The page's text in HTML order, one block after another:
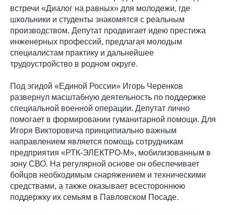
встречи «Диалог на равных» для молодежи, где
школьники и студенты знакомятся с реальным
производством. Депутат продвигает идею престижа
инженерных профессий, предлагая молодым
специалистам практику и дальнейшее
трудоустройство в родном округе.
Под эгидой «Единой России» Игорь Черенков
развернул масштабную деятельность по поддержке
специальной военной операции. Депутат лично
помогает в формировании гуманитарной помощи. Для
Игоря Викторовича принципиально важным
направлением является помощь сотрудникам
предприятия «РТК-ЭЛЕКТРО-М», мобилизованным в
зону СВО. На регулярной основе он обеспечивает
бойцов необходимым снаряжением и техническими
средствами, а также оказывает всестороннюю
поддержку их семьям в Павловском Посаде.